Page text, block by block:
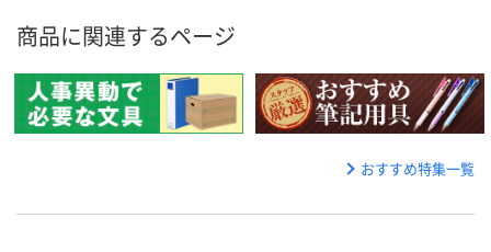
商品に関連するページ
おすすめ特集一覧